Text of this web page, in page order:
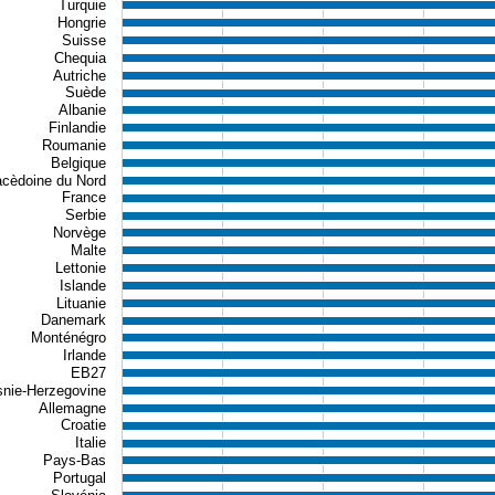
chart has 1 X axis displaying categories.
chart has 1 Y axis displaying values. Data ranges from 13.8
Turquie
Hongrie
Suisse
Chequia
Autriche
Suède
Albanie
Finlandie
Roumanie
Belgique
du Nord
France
Serbie
Norvège
Malte
Lettonie
Islande
Lituanie
Danemark
Monténégro
Irlande
EB27
Herzegovine
Allemagne
Croatie
Italie
Pays-Bas
Portugal